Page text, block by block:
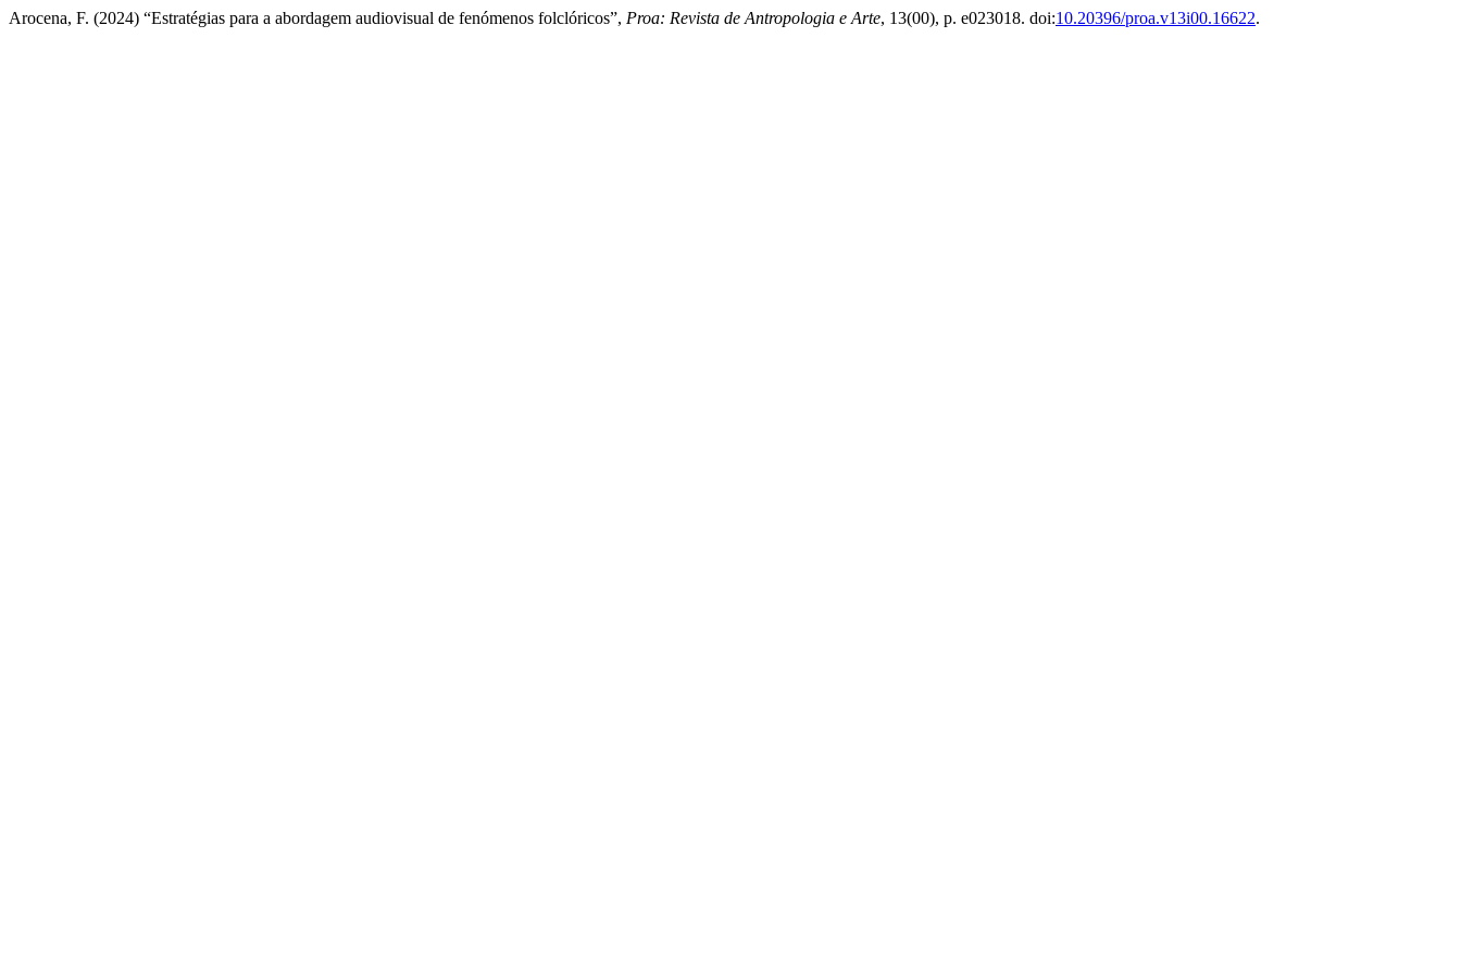
Arocena, F. (2024) “Estratégias para a abordagem audiovisual de fenómenos folclóricos”, Proa: Revista de Antropologia e Arte, 13(00), p. e023018. doi:10.20396/proa.v13i00.16622.